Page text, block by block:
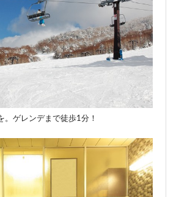
。ゲレンデまで徒歩1分！